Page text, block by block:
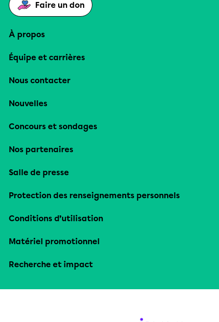
Faire un don
À propos
Équipe et carrières
Nous contacter
Nouvelles
Concours et sondages
Nos partenaires
Salle de presse
Protection des renseignements personnels
Conditions d’utilisation
Matériel promotionnel
Recherche et impact